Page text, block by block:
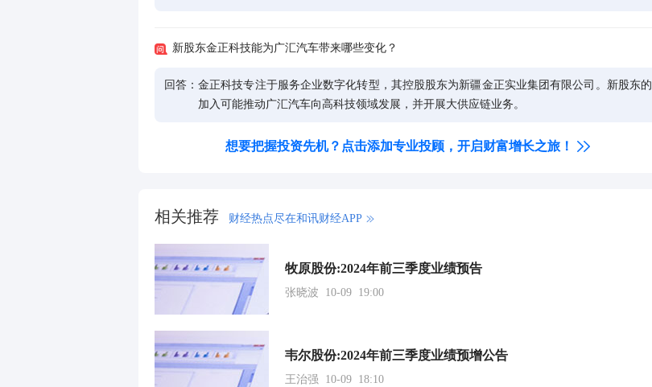
新股东金正科技能为广汇汽车带来哪些变化？
回答： 金正科技专注于服务企业数字化转型，其控股股东为新疆金正实业集团有限公司。新股东的
加入可能推动广汇汽车向高科技领域发展，并开展大供应链业务。
想要把握投资先机？点击添加专业投顾，开启财富增长之旅！
相关推荐 财经热点尽在和讯财经APP
牧原股份:2024年前三季度业绩预告
张晓波 10-09 19:00
韦尔股份:2024年前三季度业绩预增公告
王治强 10-09 18:10